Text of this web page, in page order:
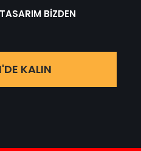
BİZDEN
KALIN